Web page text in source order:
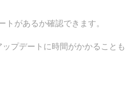
トがあるか確認できます。
プデートに時間がかかることも